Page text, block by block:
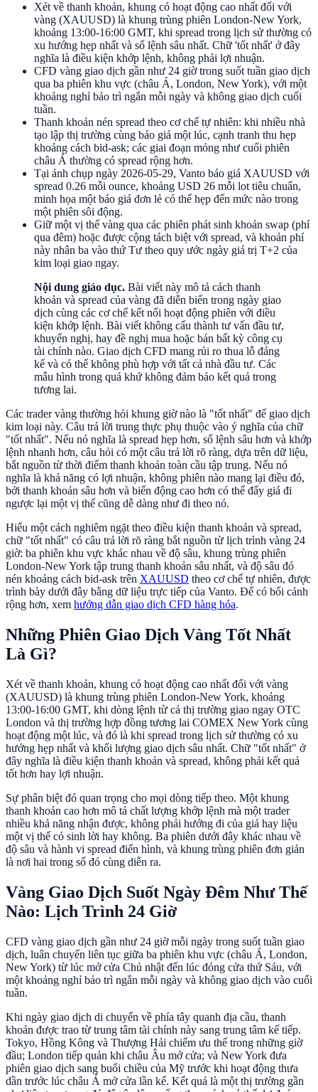
Xét về thanh khoản, khung có hoạt động cao nhất đối với
vàng (XAUUSD) là khung trùng phiên London-New York,
khoảng 13:00-16:00 GMT, khi spread trong lịch sử thường có
xu hướng hẹp nhất và sổ lệnh sâu nhất. Chữ 'tốt nhất' ở đây
nghĩa là điều kiện khớp lệnh, không phải lợi nhuận.
CFD vàng giao dịch gần như 24 giờ trong suốt tuần giao dịch
qua ba phiên khu vực (châu Á, London, New York), với một
khoảng nghỉ bảo trì ngắn mỗi ngày và không giao dịch cuối
tuần.
Thanh khoản nén spread theo cơ chế tự nhiên: khi nhiều nhà
tạo lập thị trường cùng báo giá một lúc, cạnh tranh thu hẹp
khoảng cách bid-ask; các giai đoạn mỏng như cuối phiên
châu Á thường có spread rộng hơn.
Tại ảnh chụp ngày 2026-05-29, Vanto báo giá XAUUSD với
spread 0.26 mỗi ounce, khoảng USD 26 mỗi lot tiêu chuẩn,
minh họa một báo giá đơn lẻ có thể hẹp đến mức nào trong
một phiên sôi động.
Giữ một vị thế vàng qua các phiên phát sinh khoản swap (phí
qua đêm) hoặc được cộng tách biệt với spread, và khoản phí
này nhân ba vào thứ Tư theo quy ước ngày giá trị T+2 của
kim loại giao ngay.
Nội dung giáo dục. Bài viết này mô tả cách thanh
khoản và spread của vàng đã diễn biến trong ngày giao
dịch cùng các cơ chế kết nối hoạt động phiên với điều
kiện khớp lệnh. Bài viết không cấu thành tư vấn đầu tư,
khuyến nghị, hay đề nghị mua hoặc bán bất kỳ công cụ
tài chính nào. Giao dịch CFD mang rủi ro thua lỗ đáng
kể và có thể không phù hợp với tất cả nhà đầu tư. Các
mẫu hình trong quá khứ không đảm bảo kết quả trong
tương lai.
Các trader vàng thường hỏi khung giờ nào là "tốt nhất" để giao dịch
kim loại này. Câu trả lời trung thực phụ thuộc vào ý nghĩa của chữ
"tốt nhất". Nếu nó nghĩa là spread hẹp hơn, sổ lệnh sâu hơn và khớp
lệnh nhanh hơn, câu hỏi có một câu trả lời rõ ràng, dựa trên dữ liệu,
bắt nguồn từ thời điểm thanh khoản toàn cầu tập trung. Nếu nó
nghĩa là khả năng có lợi nhuận, không phiên nào mang lại điều đó,
bởi thanh khoản sâu hơn và biến động cao hơn có thể đẩy giá đi
ngược lại một vị thế cũng dễ dàng như đi theo nó.
Hiểu một cách nghiêm ngặt theo điều kiện thanh khoản và spread,
chữ "tốt nhất" có câu trả lời rõ ràng bắt nguồn từ lịch trình vàng 24
giờ: ba phiên khu vực khác nhau về độ sâu, khung trùng phiên
London-New York tập trung thanh khoản sâu nhất, và độ sâu đó
nén khoảng cách bid-ask trên XAUUSD theo cơ chế tự nhiên, được
trình bày dưới đây bằng dữ liệu trực tiếp của Vanto. Để có bối cảnh
rộng hơn, xem hướng dẫn giao dịch CFD hàng hóa.
Những Phiên Giao Dịch Vàng Tốt Nhất
Là Gì?
Xét về thanh khoản, khung có hoạt động cao nhất đối với vàng
(XAUUSD) là khung trùng phiên London-New York, khoảng
13:00-16:00 GMT, khi dòng lệnh từ cả thị trường giao ngay OTC
London và thị trường hợp đồng tương lai COMEX New York cùng
hoạt động một lúc, và đó là khi spread trong lịch sử thường có xu
hướng hẹp nhất và khối lượng giao dịch sâu nhất. Chữ "tốt nhất" ở
đây nghĩa là điều kiện thanh khoản và spread, không phải kết quả
tốt hơn hay lợi nhuận.
Sự phân biệt đó quan trọng cho mọi dòng tiếp theo. Một khung
thanh khoản cao hơn mô tả chất lượng khớp lệnh mà một trader
nhiều khả năng nhận được, không phải hướng đi của giá hay liệu
một vị thế có sinh lời hay không. Ba phiên dưới đây khác nhau về
độ sâu và hành vi spread điển hình, và khung trùng phiên đơn giản
là nơi hai trong số đó cùng diễn ra.
Vàng Giao Dịch Suốt Ngày Đêm Như Thế
Nào: Lịch Trình 24 Giờ
CFD vàng giao dịch gần như 24 giờ mỗi ngày trong suốt tuần giao
dịch, luân chuyển liên tục giữa ba phiên khu vực (châu Á, London,
New York) từ lúc mở cửa Chủ nhật đến lúc đóng cửa thứ Sáu, với
một khoảng nghỉ bảo trì ngắn mỗi ngày và không giao dịch vào cuối
tuần.
Khi ngày giao dịch di chuyển về phía tây quanh địa cầu, thanh
khoản được trao từ trung tâm tài chính này sang trung tâm kế tiếp.
Tokyo, Hồng Kông và Thượng Hải chiếm ưu thế trong những giờ
đầu; London tiếp quản khi châu Âu mở cửa; và New York đưa
phiên giao dịch sang buổi chiều của Mỹ trước khi hoạt động thưa
dần trước lúc châu Á mở cửa lần kế. Kết quả là một thị trường gần